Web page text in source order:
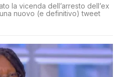
la vicenda dell’arresto dell’ex
nuovo (e definitivo) tweet